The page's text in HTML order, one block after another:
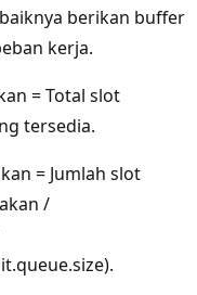
berikan buffer
kerja.
= Total slot
tersedia.
= Jumlah slot
/